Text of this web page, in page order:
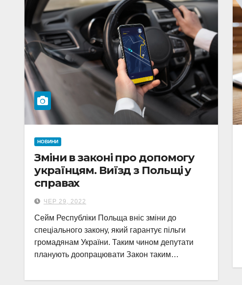
НОВИНИ
Зміни в законі про допомогу
українцям. Виїзд з Польщі у
справах
ЧЕР 29, 2022
Сейм Республіки Польща вніс зміни до
спеціального закону, який гарантує пільги
громадянам України. Таким чином депутати
планують доопрацювати Закон таким…